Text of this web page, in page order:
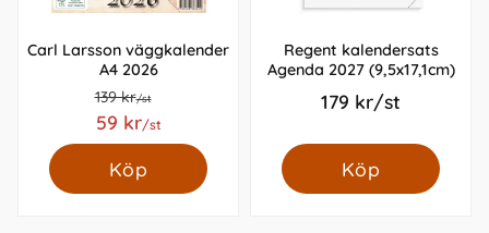
Carl Larsson väggkalender
A4 2026
139 kr/st
59 kr/st
Köp
Regent kalendersats
Agenda 2027 (9,5x17,1cm)
179 kr/st
Köp